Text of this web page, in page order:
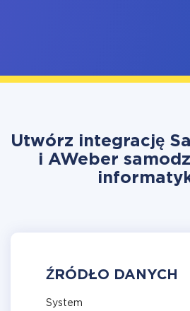
Utwórz integrację
i AWeber
ŹRÓDŁO DANYCH
System